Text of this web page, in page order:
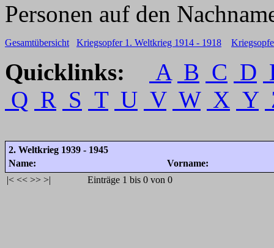
Personen auf den
Gesamtübersicht Kriegsopfer 1. Weltkrieg 1914 - 1918
Quicklinks: A B C D
Q R S T U V W X Y
2. Weltkrieg 1939 - 1945
Name:
Vorname:
|< << >> >| Einträge 1 bis 0 von 0